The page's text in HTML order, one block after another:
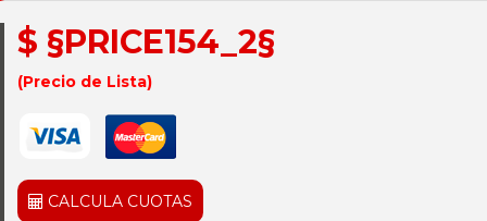
$ §PRICE154_2§
(Precio de Lista)
CALCULA CUOTAS